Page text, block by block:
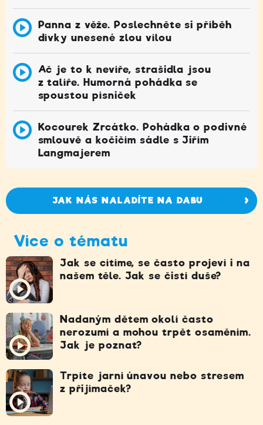
Panna z věže. Poslechněte si příběh
dívky unesené zlou vílou
Ač je to k nevíře, strašidla jsou
z talíře. Humorná pohádka se
spoustou písniček
Kocourek Zrcátko. Pohádka o podivné
smlouvě a kočičím sádle s Jiřím
Langmajerem
JAK NÁS NALADÍTE NA DABU
Více o tématu
Jak se cítíme, se často projeví i na
našem těle. Jak se čistí duše?
Nadaným dětem okolí často
nerozumí a mohou trpět osaměním.
Jak je poznat?
Trpíte jarní únavou nebo stresem
z přijímaček?